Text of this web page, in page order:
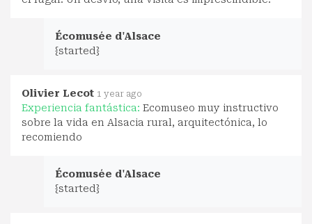
Écomusée d'Alsace
{started}
Olivier Lecot 1 year ago
Experiencia fantástica: Ecomuseo muy instructivo
sobre la vida en Alsacia rural, arquitectónica, lo
recomiendo
Écomusée d'Alsace
{started}